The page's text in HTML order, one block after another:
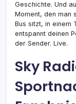
Geschichte. Und
Moment, den man
Bus sitzt, in einem
entspannt deinen
der Sender. Live.
Sky